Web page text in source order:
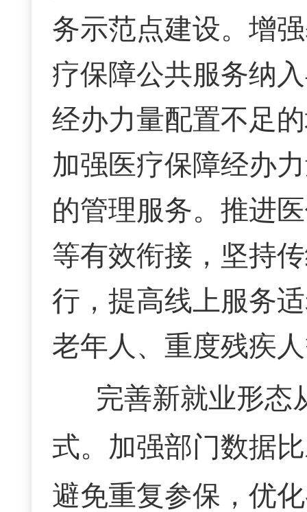
务示范点建设。增
疗保障公共服务纳
经办力量配置不足
加强医疗保障经办
的管理服务。推进
等有效衔接，坚持
行，提高线上服务
老年人、重度残疾
完善新就业形态
式。加强部门数据
避免重复参保，优